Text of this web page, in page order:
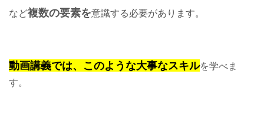
など複数の要素を意識する必要があります。
動画講義では、このような大事なスキルを学べま
す。